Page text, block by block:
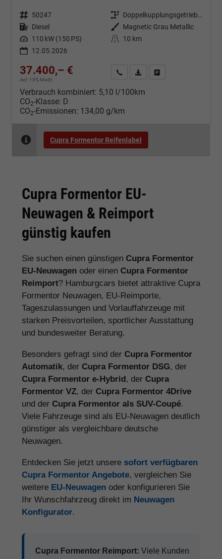
Fahrzeugnr. 50247 Getriebe
Doppelkupplungsgetriebe (DSG)
Kraftstoff Diesel Außenfarbe
Magnetic Grau Metallic
Leistung 110 kW (150 PS) Kilometerstand
10 km
12.05.2026
37.400,– €
incl. 19% MwSt.
Kontakt & Angebot anfordern
PDF-Datei, Fahrzeugexposé
Verbrauch kombiniert: 5,10 l/100km
CO2-Klasse: D
CO2-Emissionen: 134,00 g/km
Cupra Formentor Reifenlabel
Cupra Formentor EU-
Neuwagen & Reimport
günstig kaufen
Sie suchen einen günstigen Cupra Formentor
EU-Neuwagen oder einen Cupra Formentor
Reimport? Hamburgcars bietet attraktive Cupra
Formentor Neuwagen, EU-Reimporte,
Tageszulassungen und Vorlauffahrzeuge mit
starken Preisvorteilen, sportlicher Ausstattung
und bundesweiter Beratung.
Besonders gefragt sind der Cupra Formentor
Automatik, der Cupra Formentor DSG, der
Cupra Formentor e-Hybrid, der Cupra
Formentor VZ, der Cupra Formentor 4Drive
und der Cupra Formentor als SUV-Coupé.
Viele Fahrzeuge sind als EU-Neuwagen deutlich
günstiger als vergleichbare deutsche
Neuwagen.
Entdecken Sie jetzt unsere sofort verfügbaren
Cupra Formentor Angebote, vergleichen Sie
weitere EU-Neuwagen oder konfigurieren Sie
Ihr Wunschfahrzeug direkt im Neuwagen
Konfigurator.
Cupra Formentor Reimport: Viele Kunden